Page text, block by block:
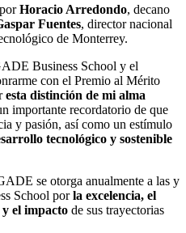
Horacio Arredondo, decano
Fuentes, director nacional
de Monterrey.
Business School y el
con el Premio al Mérito
esta distinción de mi alma
importante recordatorio de que
y pasión, así como un estímulo
tecnológico y sostenible
se otorga anualmente a las y
School porla excelencia, el
el impacto de sus trayectorias